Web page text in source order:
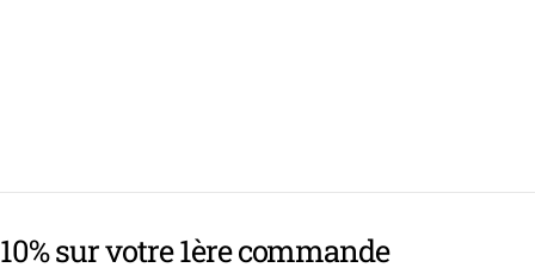
10% sur votre 1ère commande